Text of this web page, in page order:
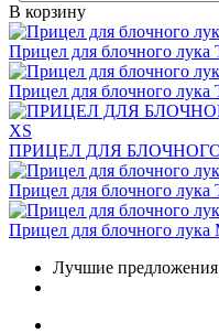
В корзину
Прицел для блочного лука
Прицел для блочного лука
ПРИЦЕЛ ДЛЯ БЛОЧНОГО
Прицел для блочного лука
Прицел для блочного
Лучшие предложения